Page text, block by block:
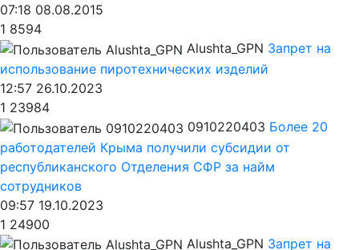
07:18 08.08.2015
1 8594
Alushta_GPN Запрет на
использование пиротехнических изделий
12:57 26.10.2023
1 23984
0910220403 Более 20
работодателей Крыма получили субсидии от
республиканского Отделения СФР за найм
сотрудников
09:57 19.10.2023
1 24900
Alushta_GPN Запрет на